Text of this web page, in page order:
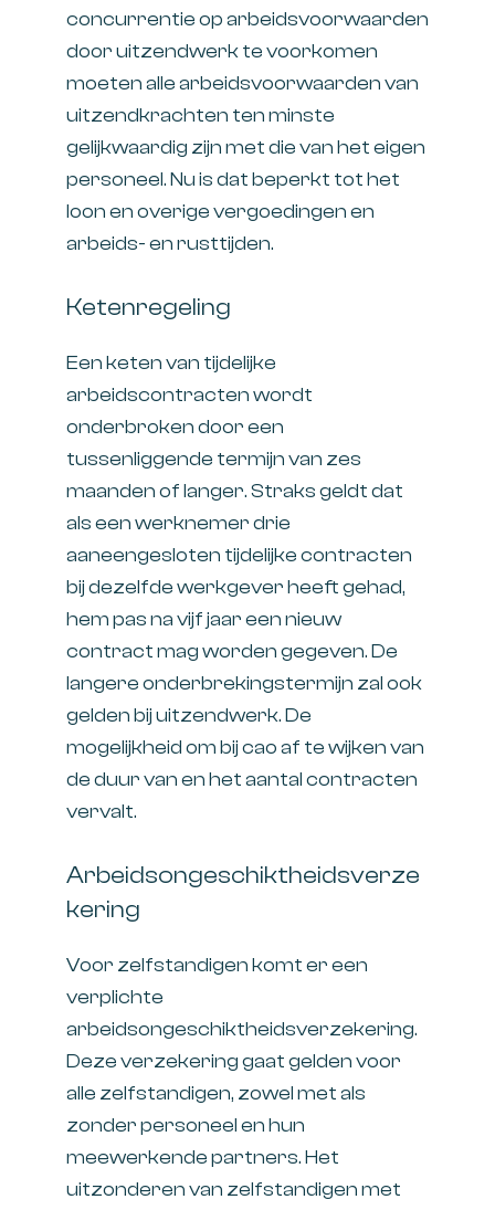
concurrentie op arbeidsvoorwaarden
door uitzendwerk te voorkomen
moeten alle arbeidsvoorwaarden van
uitzendkrachten ten minste
gelijkwaardig zijn met die van het eigen
personeel. Nu is dat beperkt tot het
loon en overige vergoedingen en
arbeids- en rusttijden.
Ketenregeling
Een keten van tijdelijke
arbeidscontracten wordt
onderbroken door een
tussenliggende termijn van zes
maanden of langer. Straks geldt dat
als een werknemer drie
aaneengesloten tijdelijke contracten
bij dezelfde werkgever heeft gehad,
hem pas na vijf jaar een nieuw
contract mag worden gegeven. De
langere onderbrekingstermijn zal ook
gelden bij uitzendwerk. De
mogelijkheid om bij cao af te wijken van
de duur van en het aantal contracten
vervalt.
Arbeidsongeschiktheidsverze
kering
Voor zelfstandigen komt er een
verplichte
arbeidsongeschiktheidsverzekering.
Deze verzekering gaat gelden voor
alle zelfstandigen, zowel met als
zonder personeel en hun
meewerkende partners. Het
uitzonderen van zelfstandigen met